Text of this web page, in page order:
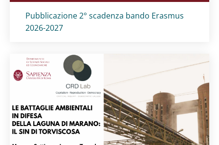
Titolo card:
Pubblicazione 2° scadenza bando Erasmus
2026-2027